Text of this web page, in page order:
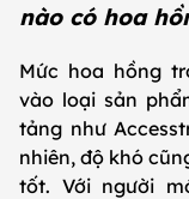
nào có hoa
Mức hoa hồng
vào loại sản
tảng như
nhiên, độ khó
tốt. Với người